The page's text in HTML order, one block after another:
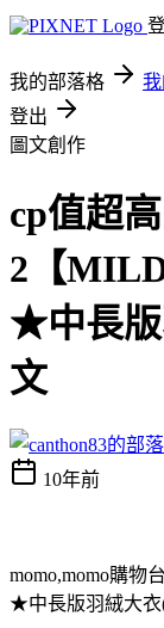
我的部落格
登出
圖文創作
cp值超
2【
★中長版
文
10年前
momo,momo購物
★中長版羽絨大